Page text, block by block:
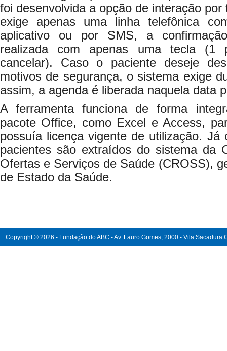
foi desenvolvida a opção de interação
exige apenas uma linha telefônica
aplicativo ou por SMS, a
realizada com apenas uma tecla (1
cancelar). Caso o paciente deseje
motivos de segurança, o sistema exige
assim, a agenda é liberada naquela data
A ferramenta funciona de forma
pacote Office, como Excel e Access,
possuía licença vigente de utilização. Já
pacientes são extraídos do sistema da
Ofertas e Serviços de Saúde (CROSS),
de Estado da Saúde.
Copyright © 2026 - Fundação do ABC - Av. Lauro Gomes, 2000 - Vila